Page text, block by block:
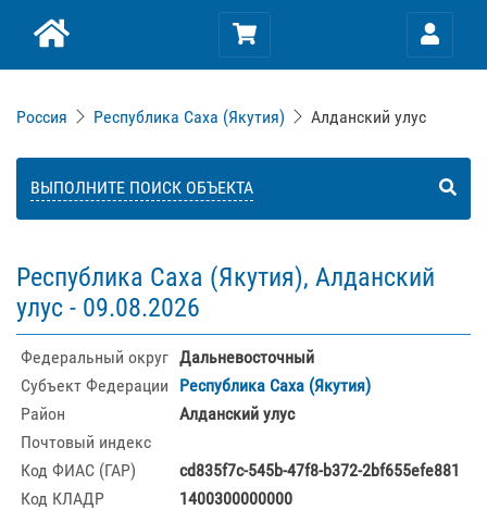
Россия Республика Саха (Якутия) Алданский улус
ВЫПОЛНИТЕ ПОИСК ОБЪЕКТА
Республика Саха (Якутия), Алданский
улус - 09.08.2026
Федеральный округ Дальневосточный
Субъект Федерации
Республика Саха (Якутия)
Район
Алданский улус
Почтовый индекс
Код ФИАС (ГАР)
cd835f7c-545b-47f8-b372-2bf655efe881
Код КЛАДР
1400300000000